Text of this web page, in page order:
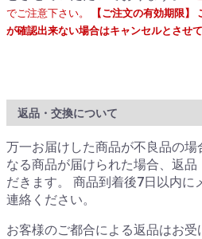
でご注意下さい。
【ご注文の有効期限
が確認出来ない場合はキャンセルとさせて
返品・交換について
万一お届けした商品が不良品の
なる商品が届けられた場合、返
だきます。 商品到着後7日以内に
連絡ください。
お客様のご都合による返品はお